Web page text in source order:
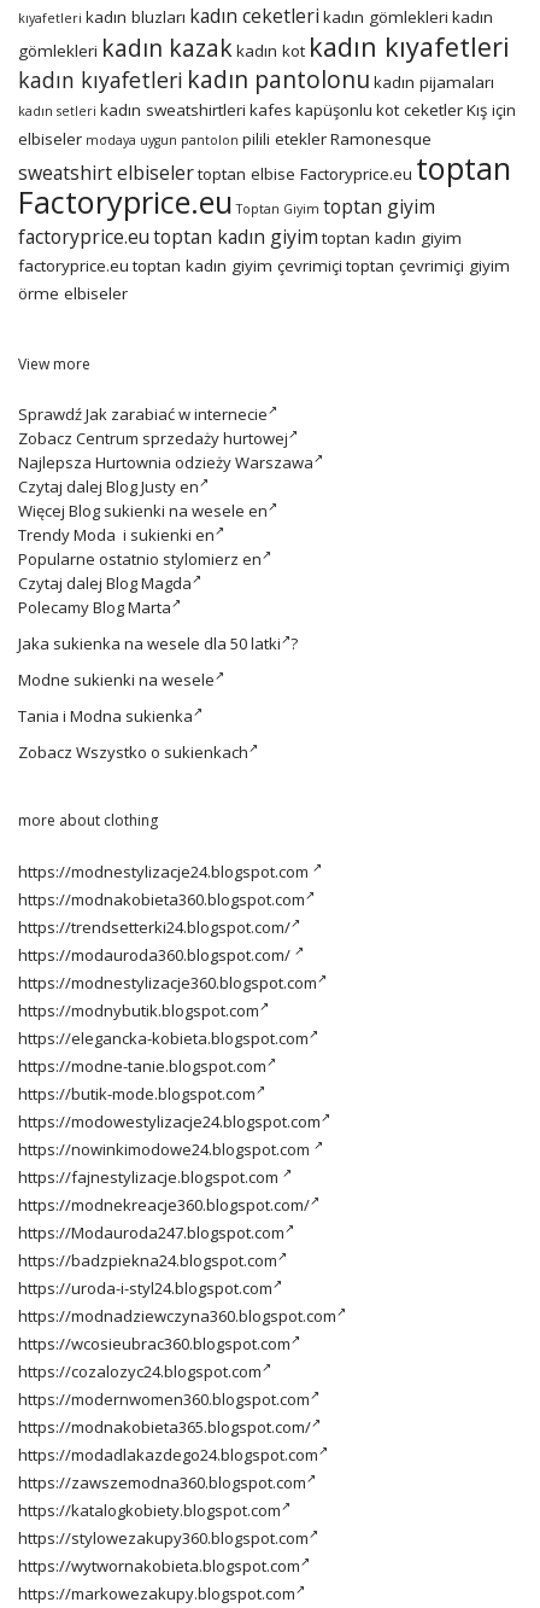
kıyafetleri kadın bluzları kadın ceketleri kadın gömlekleri kadın
gömlekleri kadın kazakkadın kot kadın kıyafetleri
kadın kıyafetleri kadın pantolonu kadın pijamaları
kadın setleri kadın sweatshirtleri kafes kapüşonlu kot ceketlerKış için
elbiseler modaya uygun pantolon pilili eteklerRamonesque
sweatshirt elbiselertoptan elbise Factoryprice.eu toptan
Factoryprice.eu Toptan Giyim toptan giyim
factoryprice.eutoptan kadın giyim toptan kadın giyim
factoryprice.eu toptan kadın giyim çevrimiçi toptan çevrimiçi giyim
örme elbiseler
View more
SprawdźJak zarabiać w internecie
Zobacz Centrum sprzedaży hurtowej
Najlepsza Hurtownia odzieży Warszawa
Czytaj dalej Blog Justy en
Więcej Blog sukienki na wesele en
TrendyModa i sukienki en
Popularne ostatnio stylomierz en
Czytaj dalej Blog Magda
PolecamyBlog Marta
Jaka sukienka na wesele dla 50 latki ?
Modne sukienki na wesele
Tania i Modna sukienka
Zobacz Wszystko o sukienkach
more about clothing
https://modnestylizacje24.blogspot.com
https://modnakobieta360.blogspot.com
https://trendsetterki24.blogspot.com/
https://modauroda360.blogspot.com/
https://modnestylizacje360.blogspot.com
https://modnybutik.blogspot.com
https://elegancka-kobieta.blogspot.com
https://modne-tanie.blogspot.com
https://butik-mode.blogspot.com
https://modowestylizacje24.blogspot.com
https://nowinkimodowe24.blogspot.com
https://fajnestylizacje.blogspot.com
https://modnekreacje360.blogspot.com/
https://Modauroda247.blogspot.com
https://badzpiekna24.blogspot.com
https://uroda-i-styl24.blogspot.com
https://modnadziewczyna360.blogspot.com
https://wcosieubrac360.blogspot.com
https://cozalozyc24.blogspot.com
https://modernwomen360.blogspot.com
https://modnakobieta365.blogspot.com/
https://modadlakazdego24.blogspot.com
https://zawszemodna360.blogspot.com
https://katalogkobiety.blogspot.com
https://stylowezakupy360.blogspot.com
https://wytwornakobieta.blogspot.com
https://markowezakupy.blogspot.com